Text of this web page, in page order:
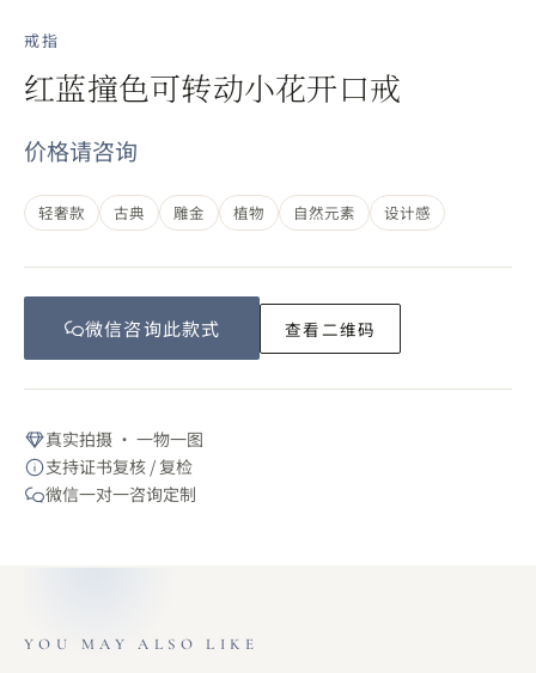
戒指
红蓝撞色可转动小花开口戒
价格请咨询
轻奢款 古典 雕金 植物 自然元素 设计感
微信咨询此款式 查看二维码
真实拍摄 · 一物一图
支持证书复核 / 复检
微信一对一咨询定制
YOU MAY ALSO LIKE